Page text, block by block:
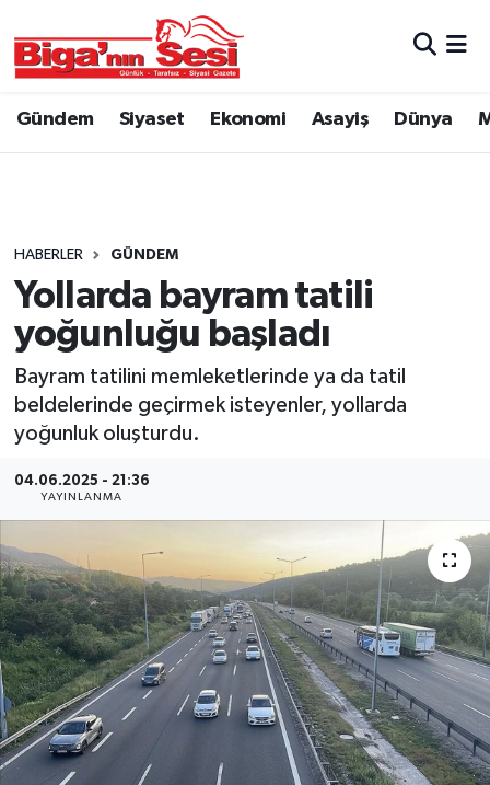
Gündem Siyaset Ekonomi Asayiş Dünya
HABERLER GÜNDEM
Yollarda bayram tatili
yoğunluğu başladı
Bayram tatilini memleketlerinde ya da tatil
beldelerinde geçirmek isteyenler, yollarda
yoğunluk oluşturdu.
04.06.2025 - 21:36
YAYINLANMA
Asayiş
Belediye
Dünya
Ekonomi
Genel
Hava Durumu
İlan
Kültür Sanat
Magazin
Çanakkale Hava Durumu
Tüm Manşetler
Son Dakika Haberleri